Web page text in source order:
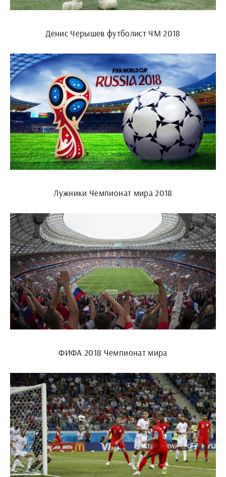
Денис Черышев футболист ЧМ 2018
Лужники Чемпионат мира 2018
ФИФА 2018 Чемпионат мира